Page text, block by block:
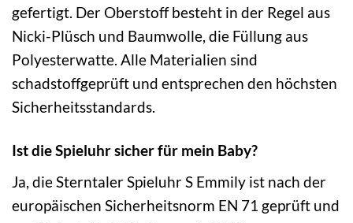
gefertigt. Der Oberstoff besteht in der Regel aus
Nicki-Plüsch und Baumwolle, die Füllung aus
Polyesterwatte. Alle Materialien sind
schadstoffgeprüft und entsprechen den höchsten
Sicherheitsstandards.
Ist die Spieluhr sicher für mein Baby?
Ja, die Sterntaler Spieluhr S Emmily ist nach der
europäischen Sicherheitsnorm EN 71 geprüft und